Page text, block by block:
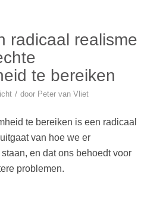
radicaal realisme
te bereiken
/ door Peter van Vliet
te bereiken is een radicaal
van hoe we er
en dat ons behoedt voor
problemen.